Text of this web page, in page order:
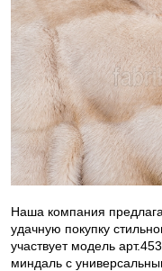
Наша компания
удачную покупку
участвует модель
миндаль с